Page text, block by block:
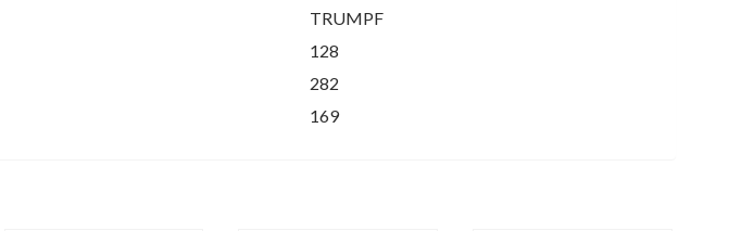
TRUMPF
128
282
169